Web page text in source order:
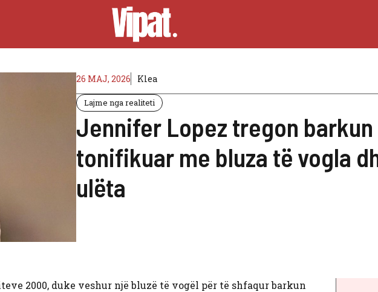
26 MAJ, 2026 Klea
Lajme nga realiteti
Jennifer Lopez tregon barkun
tonifikuar me bluza të vogla
ulëta
2000, duke veshur një bluzë të vogël për të shfaqur barkun